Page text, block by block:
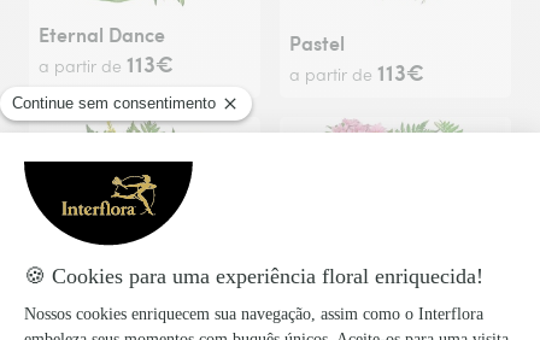
Eternal Dance
a partir de 113€
Pastel
a partir de 113€